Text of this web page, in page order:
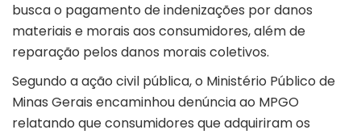
busca o pagamento de indenizações por danos
materiais e morais aos consumidores, além de
reparação pelos danos morais coletivos.
Segundo a ação civil pública, o Ministério Público de
Minas Gerais encaminhou denúncia ao MPGO
relatando que consumidores que adquiriram os